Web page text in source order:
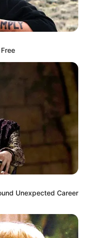
Unexpected Career